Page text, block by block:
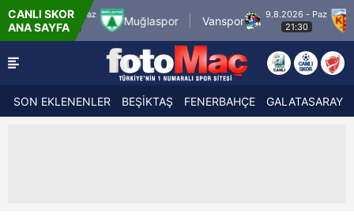
CANLI SKOR
ANA SAYFAVanspor
9.8.2026 - Paz
21:30
Zecorner Kayserispor
SON EKLENENLER BEŞİKTAŞ FENERBAHÇE GALATASARAY